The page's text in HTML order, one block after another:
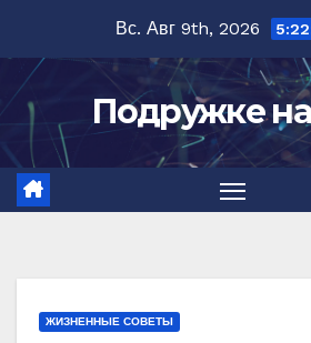
содержимому
Вс. Авг 9th, 2026
Подружке
ЖИЗНЕННЫЕ СОВЕТЫ